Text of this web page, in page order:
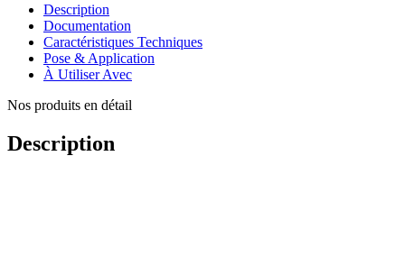
Description
Documentation
Caractéristiques Techniques
Pose & Application
À Utiliser Avec
Nos produits en détail
Description